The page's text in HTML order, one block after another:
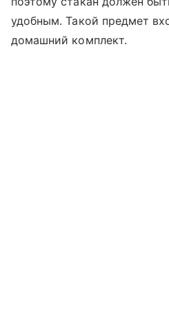
удобным. Такой предмет
домашний комплект.